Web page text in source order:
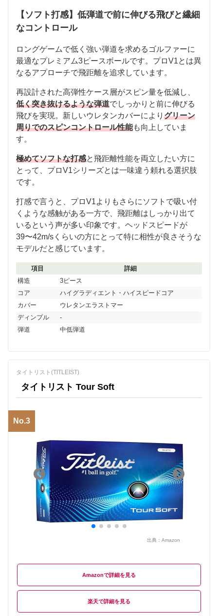
【ソフト打感】低弾道で前に伸びる飛びと繊細
なコントロール
ロングゲームで低く強い弾道を求めるゴルファーに
最適なプレミアム3ピースボールです。プロV1とは異
なるアプローチで飛距離を追求しています。
再設計された高弾性ケース層がスピン量を低減し、
低く突き抜けるような弾道でしっかりと前に伸びる
飛びを実現。新しいウレタンカバーにより グリーン
周りでのスピンコントロール性能も向上していま
す。
極めてソフトな打感と飛距離性能を両立したい方に
とって、プロV1シリーズとは一味違う頼れる選択肢
です。
打感で言うと、プロV1よりもさらにソフトで吸い付
くような感触がある一方で、飛距離はしっかり出て
いるという声が多い印象です。ヘッドスピードが
39〜42m/sくらいの方にとって特に相性が良さそうな
モデルだと感じています。
項目
詳細
構造
3ピース
コア
ハイグラディエント・ハイスピードコア
カバー
ウレタンエラストマー
ディンプル
-
弾道
中低弾道
タイトリスト(TITLEIST)
タイトリスト Tour Soft
No.3
出典： Amazon
Amazon
楽天